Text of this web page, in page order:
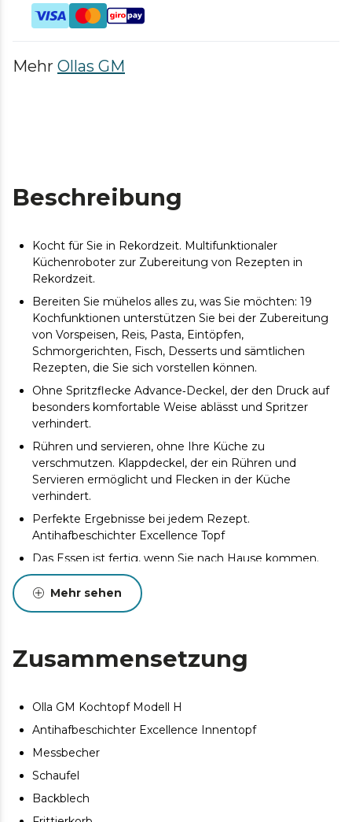
Mehr Ollas GM
Beschreibung
Kocht für Sie in Rekordzeit. Multifunktionaler
Küchenroboter zur Zubereitung von Rezepten in
Rekordzeit.
Bereiten Sie mühelos alles zu, was Sie möchten: 19
Kochfunktionen unterstützen Sie bei der Zubereitung
von Vorspeisen, Reis, Pasta, Eintöpfen,
Schmorgerichten, Fisch, Desserts und sämtlichen
Rezepten, die Sie sich vorstellen können.
Ohne Spritzflecke Advance‑Deckel, der den Druck auf
besonders komfortable Weise ablässt und Spritzer
verhindert.
Rühren und servieren, ohne Ihre Küche zu
verschmutzen. Klappdeckel, der ein Rühren und
Servieren ermöglicht und Flecken in der Küche
verhindert.
Perfekte Ergebnisse bei jedem Rezept.
Antihafbeschichter Excellence Topf
Das Essen ist fertig, wenn Sie nach Hause kommen.
24‑Stunden‑Programmierfunktion, damit Sie Ihr frisch
zubereitetes Gericht genießen können, sobald Sie zu
Hause ankommen.
Spart bis zu 50% Energie. Eco‑Modus, der während des
Kochvorgangs weniger Energie verbraucht.
Menüs. Turbo Kochen, Druckgaren, Dampgaren,
Schmoren, Simmern, Pochieren, Zuckern, Gären, Brot,
Backofen.
Gerichte auf den Punkt zubereitet. GMCore:
Intelligentes System, das das Kochen an die Menge
anpasst.
Mehr sehen
Zusammensetzung
Olla GM Kochtopf Modell H
Antihafbeschichter Excellence Innentopf
Messbecher
Schaufel
Backblech